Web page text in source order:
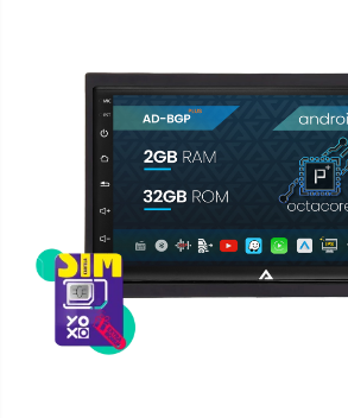
Telefoane mobile Cubot
Telefoane mobile Blackview
Telefoane mobile OSCAL
Telefoane mobile Fossibot
Telefoane mobile Lagenio
Telefoane mobile Samsung
Telefoane mobile iSEN
Telefoane mobile F150
Telefoane mobile HUAWEI